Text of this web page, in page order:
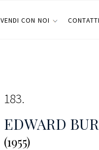
VENDI CON NOI CONTATTI
183
EDWARD
(1955)